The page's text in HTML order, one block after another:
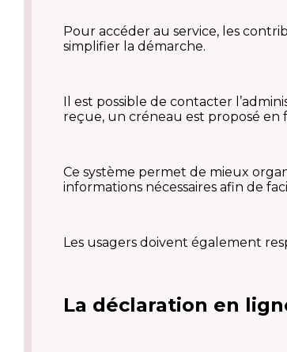
Pour accéder au service, les
simplifier la démarche.
Il est possible de contacter
reçue, un créneau est proposé en
Ce système permet de mieux
informations nécessaires afin de
Les usagers doivent également
La déclaration en